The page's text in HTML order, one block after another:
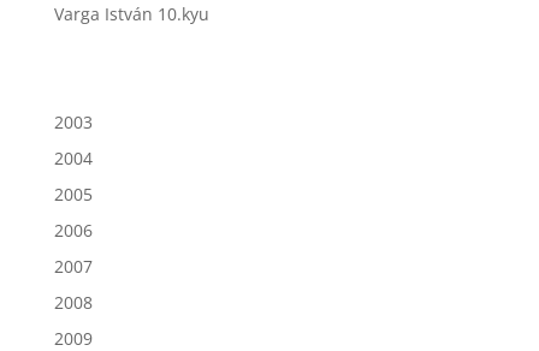
Varga István 10.kyu
2003
2004
2005
2006
2007
2008
2009